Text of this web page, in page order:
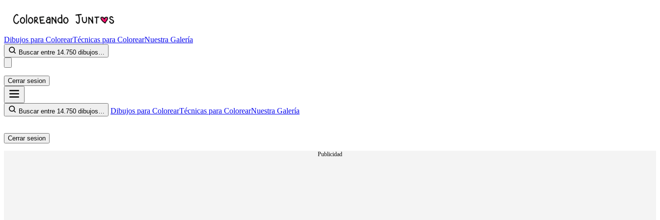
Dibujos para ColorearTécnicas para ColorearNuestra Galería
Buscar entre 14.750 dibujos…
Cerrar sesion
Buscar entre 14.750 dibujos… Dibujos para ColorearTécnicas para ColorearNuestra Galería
Cerrar sesion
Publicidad